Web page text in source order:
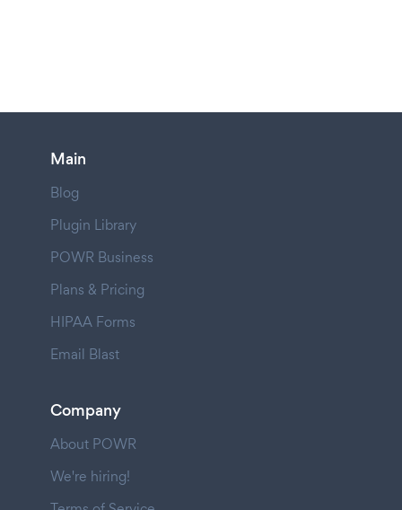
Main
Blog
Plugin Library
POWR Business
Plans & Pricing
HIPAA Forms
Email Blast
Company
About POWR
We're hiring!